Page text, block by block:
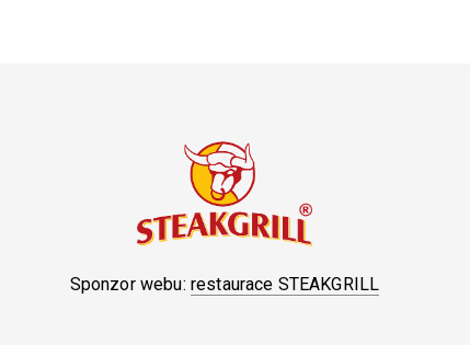
Sponzor webu: restaurace STEAKGRILL